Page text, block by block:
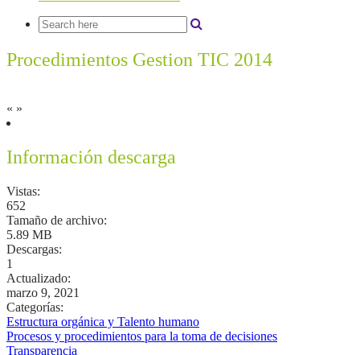
Procedimientos Gestion TIC 2014
« »
Información descarga
Vistas:
652
Tamaño de archivo:
5.89 MB
Descargas:
1
Actualizado:
marzo 9, 2021
Categorías:
Estructura orgánica y Talento humano
Procesos y procedimientos para la toma de decisiones
Transparencia